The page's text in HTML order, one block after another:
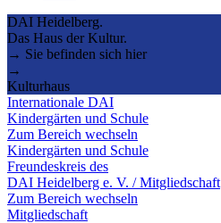
DAI Heidelberg.
Das Haus der Kultur.
→ Sie befinden sich hier
→
Kulturhaus
Internationale DAI
Kindergärten und Schule
Zum Bereich wechseln
Kindergärten und Schule
Freundeskreis des
DAI Heidelberg e. V. / Mitgliedschaft
Zum Bereich wechseln
Mitgliedschaft